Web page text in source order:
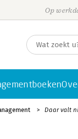
Op
Daar valt